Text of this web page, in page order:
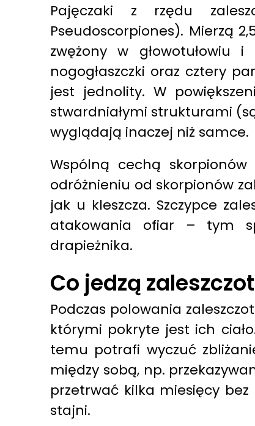
Pajęczaki z rzędu
Pseudoscorpiones). Mierzą
zwężony w głowotułowiu
nogogłaszczki oraz cztery
jest jednolity. W
stwardniałymi strukturami
wyglądają inaczej niż samce.
Wspólną cechą skorpionów
odróżnieniu od skorpionów
jak u kleszcza. Szczypce
atakowania ofiar – tym
drapieżnika.
Co jedzą
Podczas polowania
którymi pokryte jest ich
temu potrafi wyczuć
między sobą, np.
przetrwać kilka miesięcy
stajni.